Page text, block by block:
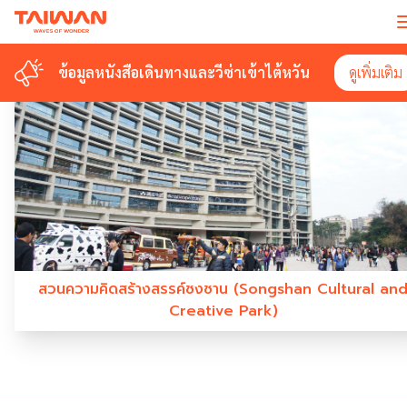
ข้อมูลหนังสือเดินทางและวีซ่าเข้าไต้หวัน ดูเพิ่มเติม
ข้อมูลหนังสือเดินทางและวีซ่าเข้าไต้หวัน ดูเพิ่มเติม
สวนความคิดสร้างสรรค์ซงซาน (Songshan Cultural and
Creative Park)